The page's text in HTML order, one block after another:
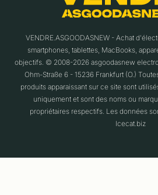
VENDRE.ASGOODASNEW - Achat
smartphones, tablettes, MacBooks,
objectifs. © 2008-2026 asgoodasnew
Ohm-Straße 6 - 15236 Frankfurt (O.)
produits apparaissant sur ce site sont
uniquement et sont des noms ou
propriétaires respectifs. Les données
Icecat.biz